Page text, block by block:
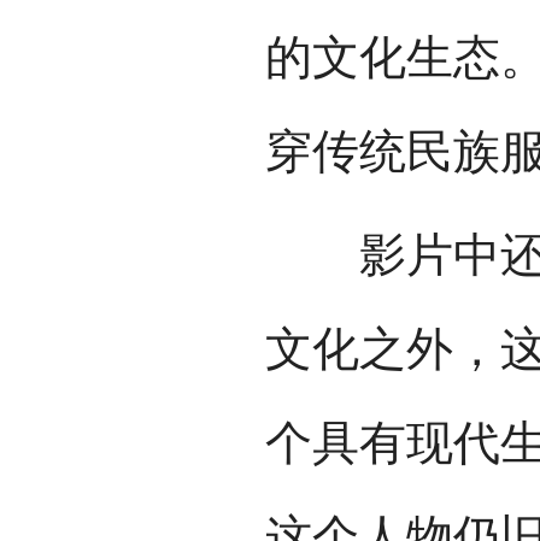
的文化生态
穿传统民族
影片中还
文化之外，
个具有现代